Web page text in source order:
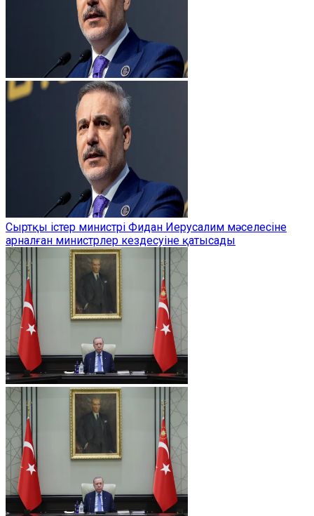
Сыртқы істер министрі Фидан Иерусалим мәселесіне
арналған министрлер кездесуіне қатысады